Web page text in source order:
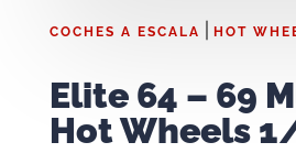
COCHES A ESCALA HOT
Elite 64 – 69
Hot Wheels